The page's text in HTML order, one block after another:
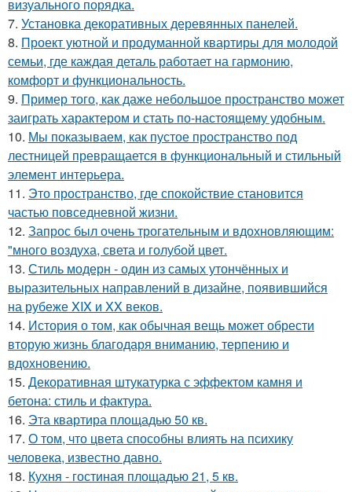
визуального порядка.
7. Установка декоративных деревянных панелей.
8. Проект уютной и продуманной квартиры для молодой
семьи, где каждая деталь работает на гармонию,
комфорт и функциональность.
9. Пример того, как даже небольшое пространство может
заиграть характером и стать по-настоящему удобным.
10. Мы показываем, как пустое пространство под
лестницей превращается в функциональный и стильный
элемент интерьера.
11. Это пространство, где спокойствие становится
частью повседневной жизни.
12. Запрос был очень трогательным и вдохновляющим:
"много воздуха, света и голубой цвет.
13. Стиль модерн - один из самых утончённых и
выразительных направлений в дизайне, появившийся
на рубеже XIX и XX веков.
14. История о том, как обычная вещь может обрести
вторую жизнь благодаря вниманию, терпению и
вдохновению.
15. Декоративная штукатурка с эффектом камня и
бетона: стиль и фактура.
16. Эта квартира площадью 50 кв.
17. О том, что цвета способны влиять на психику
человека, известно давно.
18. Кухня - гостиная площадью 21, 5 кв.